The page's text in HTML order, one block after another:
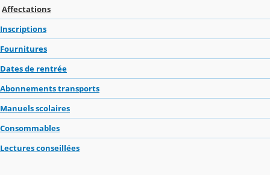
Affectations
Inscriptions
Fournitures
Dates de rentrée
Abonnements transports
Manuels scolaires
Consommables
Lectures conseillées